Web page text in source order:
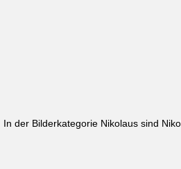
In der Bilderkategorie Nikolaus sind